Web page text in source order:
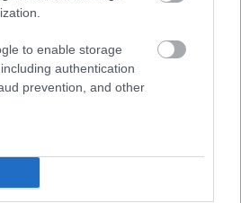
to enable storage
authentication
prevention, and other
A Halak ma nem
az Ikrek inkább
- július 1.